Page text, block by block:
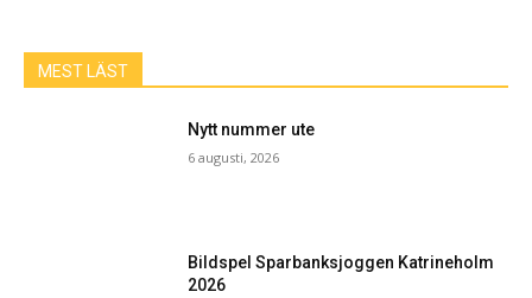
MEST LÄST
Nytt nummer ute
6 augusti, 2026
Bildspel Sparbanksjoggen Katrineholm
2026